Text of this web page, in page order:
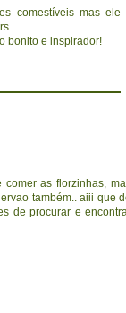
comestíveis mas ele
bonito e inspirador!
as florzinhas,
também.. aiii que
de procurar e